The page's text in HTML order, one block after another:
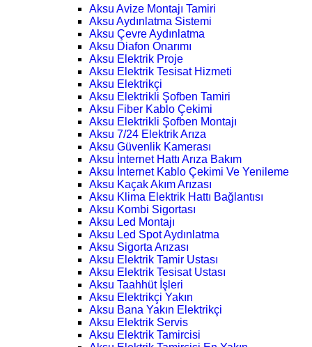
Aksu Avize Montajı Tamiri
Aksu Aydınlatma Sistemi
Aksu Çevre Aydınlatma
Aksu Diafon Onarımı
Aksu Elektrik Proje
Aksu Elektrik Tesisat Hizmeti
Aksu Elektrikçi
Aksu Elektrikli Şofben Tamiri
Aksu Fiber Kablo Çekimi
Aksu Elektrikli Şofben Montajı
Aksu 7/24 Elektrik Arıza
Aksu Güvenlik Kamerası
Aksu İnternet Hattı Arıza Bakım
Aksu İnternet Kablo Çekimi Ve Yenileme
Aksu Kaçak Akım Arızası
Aksu Klima Elektrik Hattı Bağlantısı
Aksu Kombi Sigortası
Aksu Led Montajı
Aksu Led Spot Aydınlatma
Aksu Sigorta Arızası
Aksu Elektrik Tamir Ustası
Aksu Elektrik Tesisat Ustası
Aksu Taahhüt İşleri
Aksu Elektrikçi Yakın
Aksu Bana Yakın Elektrikçi
Aksu Elektrik Servis
Aksu Elektrik Tamircisi